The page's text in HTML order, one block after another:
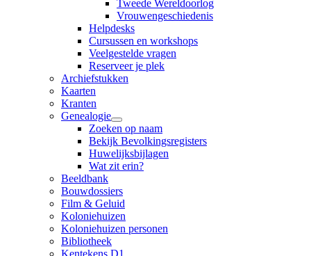
Tweede Wereldoorlog
Vrouwengeschiedenis
Helpdesks
Cursussen en workshops
Veelgestelde vragen
Reserveer je plek
Archiefstukken
Kaarten
Kranten
Genealogie
Zoeken op naam
Bekijk Bevolkingsregisters
Huwelijksbijlagen
Wat zit erin?
Beeldbank
Bouwdossiers
Film & Geluid
Koloniehuizen
Koloniehuizen personen
Bibliotheek
Kentekens D1